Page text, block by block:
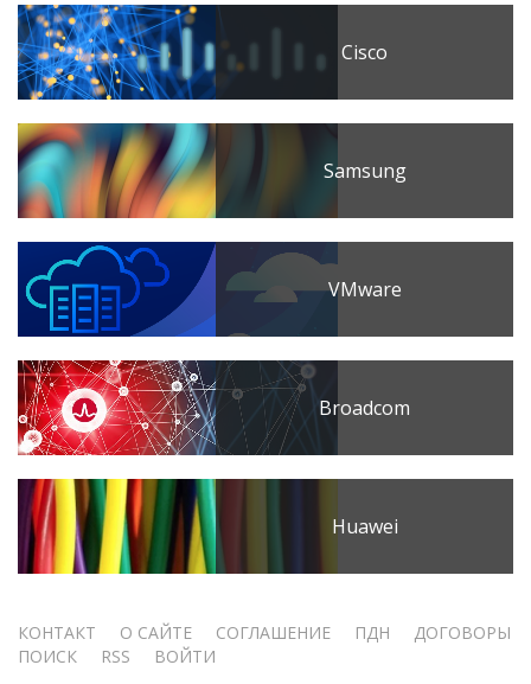
Cisco
Samsung
VMware
Broadcom
Huawei
Меню
КОНТАКТ О САЙТЕ СОГЛАШЕНИЕ ПДН
ДОГОВОРЫ
ПОИСК
RSS ВОЙТИ